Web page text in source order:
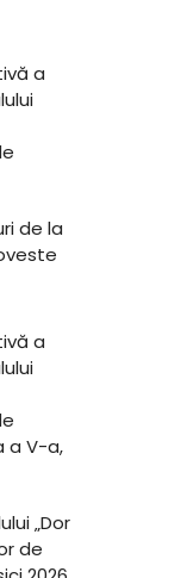
a
de la
a
a V-a,
„Dor
de